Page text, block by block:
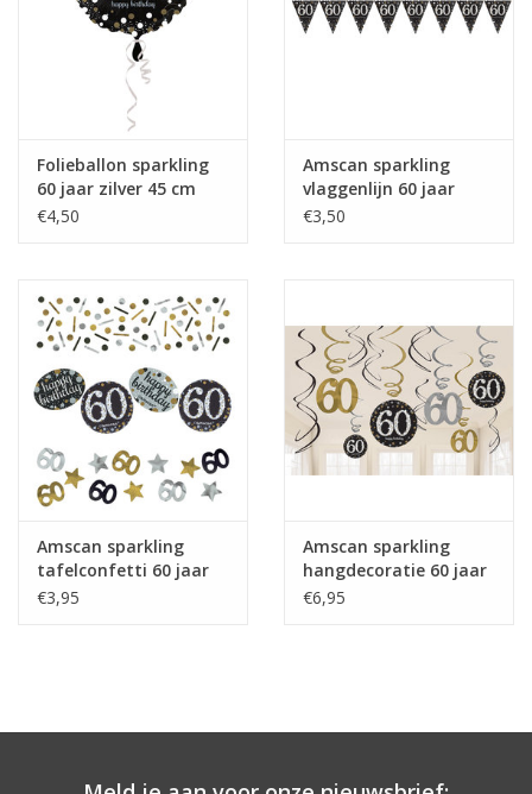
Folieballon sparkling
60 jaar zilver 45 cm
€4,50
Amscan sparkling
vlaggenlijn 60 jaar
zilver 4 meter
€3,50
Amscan sparkling
tafelconfetti 60 jaar
mix
€3,95
Amscan sparkling
hangdecoratie 60 jaar
zwart/zilver
€6,95